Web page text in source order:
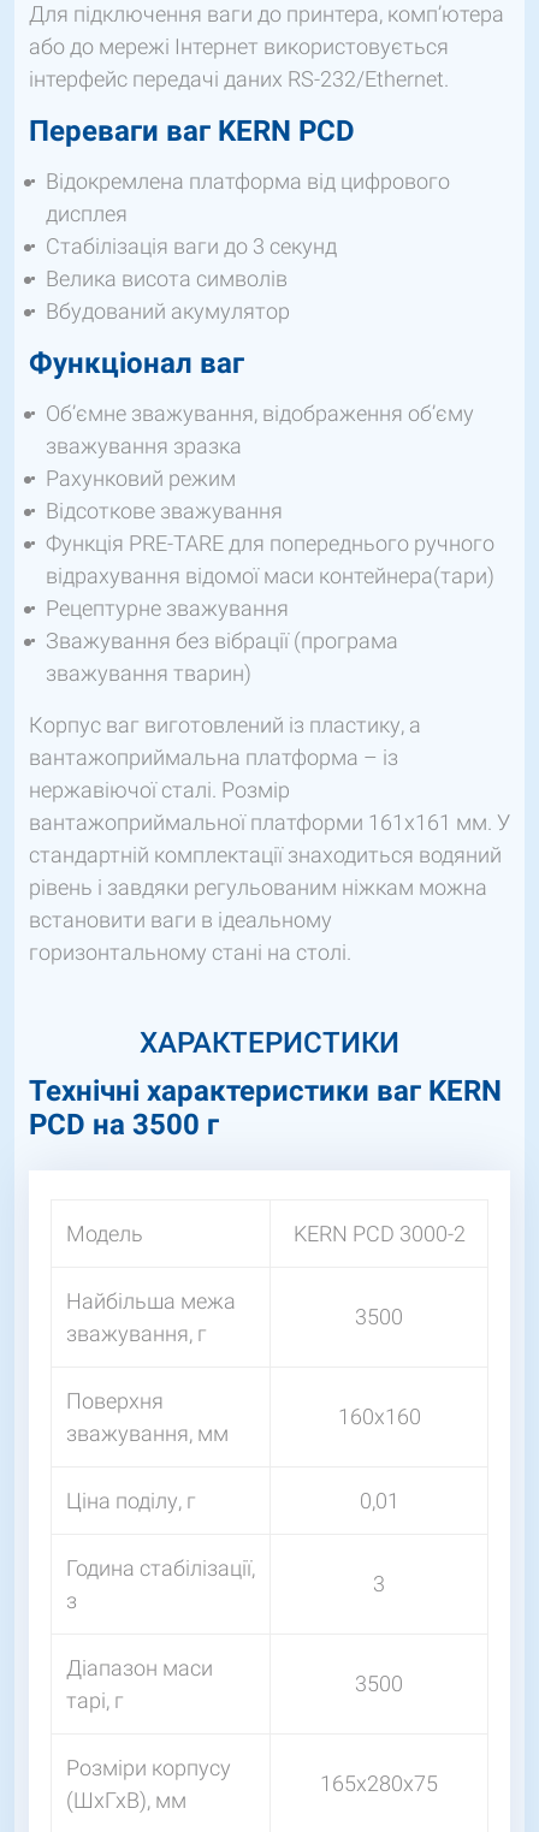
Для підключення ваги до принтера, комп’ютера
або до мережі Інтернет використовується
інтерфейс передачі даних RS-232/Ethernet.
Переваги ваг KERN PCD
Відокремлена платформа від цифрового
дисплея
Стабілізація ваги до 3 секунд
Велика висота символів
Вбудований акумулятор
Функціонал ваг
Об’ємне зважування, відображення об’єму
зважування зразка
Рахунковий режим
Відсоткове зважування
Функція PRE-TARE для попереднього ручного
відрахування відомої маси контейнера(тари)
Рецептурне зважування
Зважування без вібрації (програма
зважування тварин)
Корпус ваг виготовлений із пластику, а
вантажоприймальна платформа – із
нержавіючої сталі. Розмір
вантажоприймальної платформи 161х161 мм. У
стандартній комплектації знаходиться водяний
рівень і завдяки регульованим ніжкам можна
встановити ваги в ідеальному
горизонтальному стані на столі.
ХАРАКТЕРИСТИКИ
Технічні характеристики ваг KERN
PCD на 3500 г
Модель KERN PCD 3000-2
Найбільша межа
зважування, г
3500
Поверхня
зважування, мм
160х160
Ціна поділу, г 0,01
Година стабілізації,
з
3
Діапазон маси
тарі, г
3500
Розміри корпусу
(ШхГхВ), мм
165х280х75